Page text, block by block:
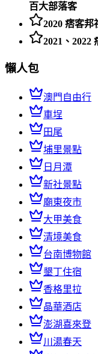
百大部落客
2020 痞客
2021、2022
懶人包
澳門自由行
車埕
田尾
埔里景點
日月潭
新社景點
廟東夜市
大甲美食
清境美食
台南博物館
墾丁住宿
香格里拉
晶華酒店
澎湖喜來登
川湯春天